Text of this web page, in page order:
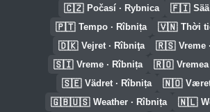
🇨🇿 Počasí · Rybnica 🇫🇮
🇵🇹 Tempo · Rîbnița 🇻🇳 Thời
🇩🇰 Vejret · Rîbniţa 🇷🇸 Vreme
🇸🇮 Vreme · Rîbnița 🇷🇴
🇸🇪 Vädret · Rîbnița 🇳🇴
🇬🇧🇺🇸 Weather · Rîbnița 🇳🇱